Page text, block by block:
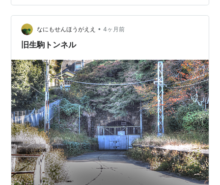
声だと思った時に出会った 「僕のヒーローアカデミア」
上鳴電気役 僕のヒーローアカデミア 4th Vol.4…
なにもせんほうがええ • 4ヶ月前
旧生駒トンネル